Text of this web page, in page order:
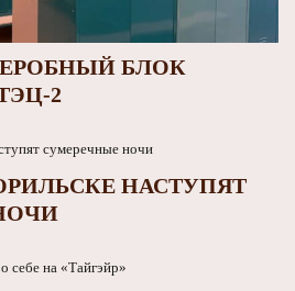
БЛОК
2
НАСТУПЯТ